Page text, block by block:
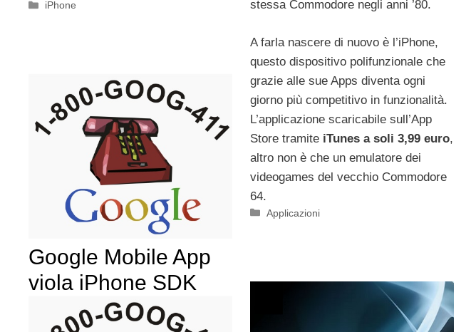
Categorie
iPhone
stessa Commodore negli anni ’80.
A farla nascere di nuovo è l’iPhone,
questo dispositivo polifunzionale che
grazie alle sue Apps diventa ogni
giorno più competitivo in funzionalità.
L’applicazione scaricabile sull’App
Store tramiteiTunes a soli 3,99 euro,
altro non è che un emulatore dei
videogames del vecchio Commodore
64.
Categorie
Applicazioni
Google Mobile App
viola iPhone SDK